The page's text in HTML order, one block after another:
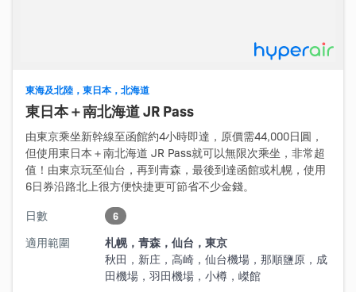
東海及北陸，東日本，北海道
東日本＋南北海道 JR Pass
由東京乘坐新幹線至函館約4小時即達，原價需44,000日圓，
但使用東日本＋南北海道 JR Pass就可以無限次乘坐，非常超
值！由東京玩至仙台，再到青森，最後到達函館或札幌，使用
6日券沿路北上很方便快捷更可節省不少金錢。
日數
6
適用範圍
札幌，青森，仙台，東京
秋田，新庄，高崎，仙台機場，那順鹽原，成
田機場，羽田機場，小樽，嵥館